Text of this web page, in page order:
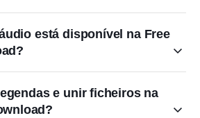
está disponível na Free
e unir ficheiros na